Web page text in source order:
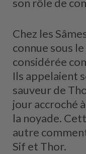
son rôle de
Chez les
connue sous
considérée
Ils appelaient
sauveur de
jour accroché
la noyade.
autre
Sif et Thor.